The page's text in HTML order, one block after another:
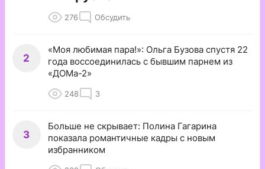
276 Обсудить
2
«Моя любимая пара!»: Ольга Бузова спустя 22
года воссоединилась с бывшим парнем из
«ДОМа-2»
248 3
3
Больше не скрывает: Полина Гагарина
показала романтичные кадры с новым
избранником